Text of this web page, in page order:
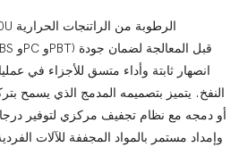
انصهار ثابتة وأداء متسق للأجزاء في
النفخ. يتميز بتصميمه المدمج الذي يسمح
أو دمجه مع نظام تجفيف مركزي لتوفير
وإمداد مستمر بالمواد المجففة للآلات